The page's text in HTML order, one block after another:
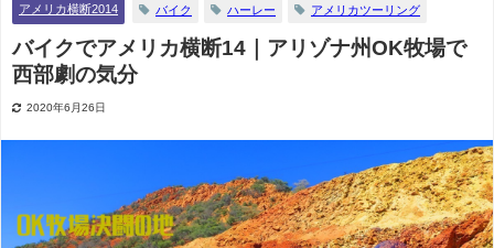
アメリカ横断2014 バイク ハーレー アメリカツーリング
バイクでアメリカ横断14｜アリゾナ州OK牧場で
西部劇の気分
2020年6月26日